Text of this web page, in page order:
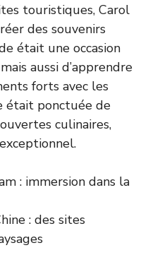
touristiques, Carol
des souvenirs
était une occasion
aussi d’apprendre
forts avec les
était ponctuée de
culinaires,
: immersion dans la
: des sites